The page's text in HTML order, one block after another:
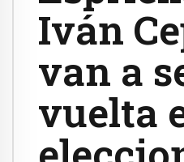
Iván
van a
vuelta